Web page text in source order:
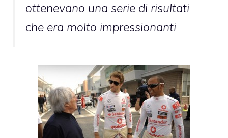
ottenevano una serie di risultati
che era molto impressionanti